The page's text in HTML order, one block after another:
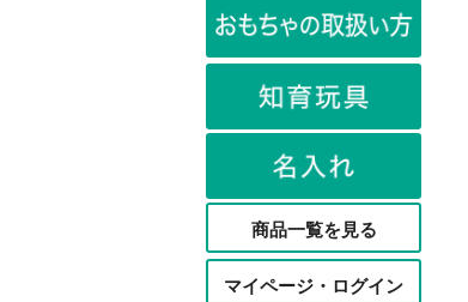
商品一覧を見る
マイページ・ログイン